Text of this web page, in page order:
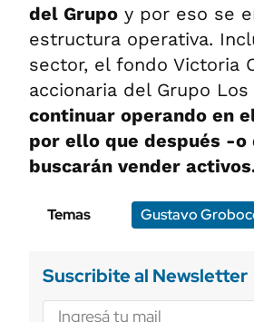
del Grupo y por eso se
estructura operativa.
sector, el fondo Victoria
accionaria del Grupo Los
continuar operando en
por ello que después -
buscarán vender
Temas Gustavo
Suscribite al Newsletter